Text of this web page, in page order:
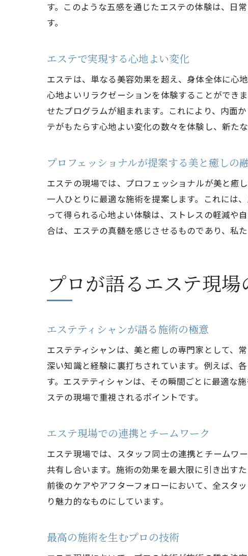
す。このような五感を通じたエステの体験は、日
す。
エステで実現する心地よい変化
エステは、単なる美容効果を超え、身体全体に心
心地よいリラクゼーションを体験することができ
せたプログラムが組まれます。これにより、内面
テがもたらす心地よい変化の数々を体験し、新た
プロフェッショナルが提案する美と癒しの
エステの現場では、プロフェッショナルが美と癒
一人ひとりに最適な施術を提案します。これには
って得られる心地よい体験は、ストレスの軽減や
合は、エステの真髄を感じさせるものであり、私
プロが語るエステ現
エステティシャンが語る施術の極意
エステティシャンは、美と癒しの専門家として、
深い知識と経験に裏打ちされています。例えば、
す。エステティシャンは、その瞬間ごとに最適な
ステの現場で重視されるポイントです。
エステ現場での連携とチームワーク
エステ現場では、スタッフ同士の連携とチームワ
共有し合います。施術の効果を最大限に引き出す
前後のケアやアフターフォローにおいて、全スタ
り魅力的なものにしています。
最高の施術を生むプロの技術